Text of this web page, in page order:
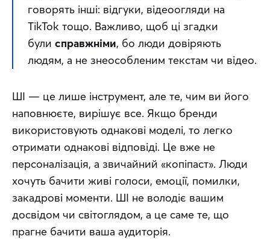
говорять інші: відгуки, відеоогляди на
TikTok тощо. Важливо, щоб ці згадки
були справжніми, бо люди довіряють
людям, а не знеособленим текстам чи відео.
ШІ — це лише інструмент, але те, чим ви його
наповнюєте, вирішує все. Якщо бренди
використовують однакові моделі, то легко
отримати однакові відповіді. Це вже не
персоналізація, а звичайний «копіпаст». Люди
хочуть бачити живі голоси, емоції, помилки,
закадрові моменти. ШІ не володіє вашим
досвідом чи світоглядом, а це саме те, що
прагне бачити ваша аудиторія.